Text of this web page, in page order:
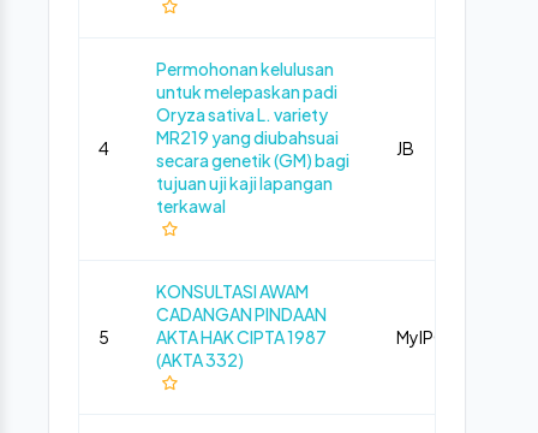
4
Permohonan kelulusan
untuk melepaskan padi
Oryza sativa L. variety
MR219 yang diubahsuai
secara genetik (GM) bagi
tujuan uji kaji lapangan
terkawal
JB
5
KONSULTASI AWAM
CADANGAN PINDAAN
AKTA HAK CIPTA 1987
(AKTA 332)
MyIPO